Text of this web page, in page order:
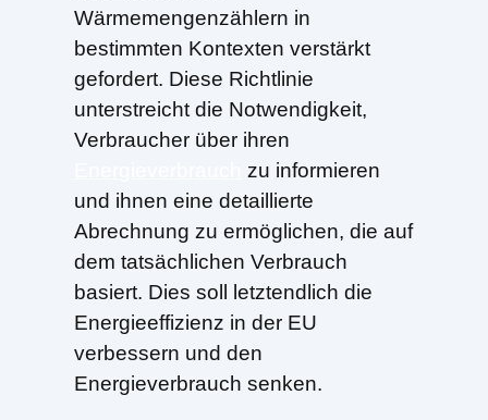
Wärmemengenzählern in
bestimmten Kontexten verstärkt
gefordert. Diese Richtlinie
unterstreicht die Notwendigkeit,
Verbraucher über ihren
zu informieren
und ihnen eine detaillierte
Abrechnung zu ermöglichen, die auf
dem tatsächlichen Verbrauch
basiert. Dies soll letztendlich die
Energieeffizienz in der EU
verbessern und den
Energieverbrauch senken.